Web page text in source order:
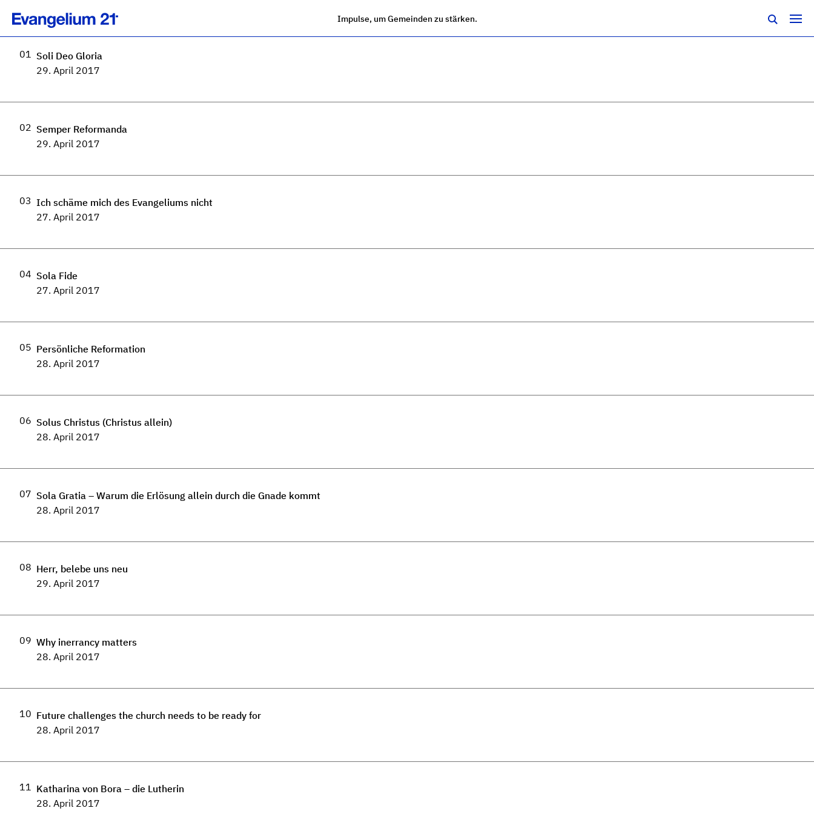
Impulse, um Gemeinden zu stärken.
E21-Konferenz 2017
01 Soli Deo Gloria
29. April 2017
02 Semper Reformanda
29. April 2017
03 Ich schäme mich des Evangeliums nicht
27. April 2017
04 Sola Fide
27. April 2017
05 Persönliche Reformation
28. April 2017
06 Solus Christus (Christus allein)
28. April 2017
07 Sola Gratia – Warum die Erlösung allein durch die Gnade kommt
28. April 2017
08 Herr, belebe uns neu
29. April 2017
09 Why inerrancy matters
28. April 2017
10 Future challenges the church needs to be ready for
28. April 2017
11 Katharina von Bora – die Lutherin
28. April 2017